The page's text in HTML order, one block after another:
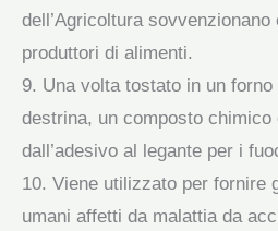
dell’Agricoltura
produttori di alimenti.
9. Una volta tostato in un
destrina, un composto
dall’adesivo al legante per i
10. Viene utilizzato per fornire
umani affetti da malattia da